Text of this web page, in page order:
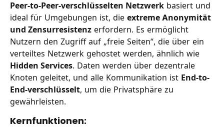
Peer-to-Peer-verschlüsselten Netzwerk basiert und
ideal für Umgebungen ist, die extreme Anonymität
und Zensurresistenz erfordern. Es ermöglicht
Nutzern den Zugriff auf „freie Seiten“, die über ein
verteiltes Netzwerk gehostet werden, ähnlich wie
Hidden Services. Daten werden über dezentrale
Knoten geleitet, und alle Kommunikation ist End-to-
End-verschlüsselt, um die Privatsphäre zu
gewährleisten.
Kernfunktionen: